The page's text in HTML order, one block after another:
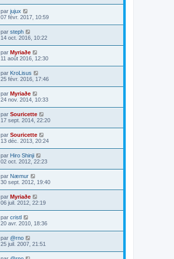
par jujux
07 févr. 2017, 10:59
par steph
14 oct. 2016, 10:22
par Myriaðe
11 août 2016, 12:30
par KroLisus
25 févr. 2016, 17:46
par Myriaðe
24 nov. 2014, 10:33
par Souricette
17 sept. 2014, 22:20
par Souricette
13 déc. 2013, 20:24
par Hiro Shinji
02 oct. 2012, 22:23
par Næmur
30 sept. 2012, 19:40
par Myriaðe
06 juil. 2012, 22:19
par cristl
20 avr. 2010, 18:36
par @rno
25 juil. 2007, 21:51